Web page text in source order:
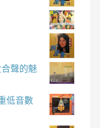
聲的魅
低音數